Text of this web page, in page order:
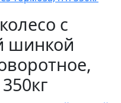
с
шинкой